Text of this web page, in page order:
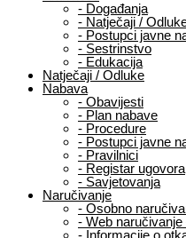
- Događanja
- Natječaji /
- Postupci javne
- Sestrinstvo
- Edukacija
Natječaji / Odluke
Nabava
- Obavijesti
- Plan nabave
- Procedure
- Postupci javne
- Pravilnici
- Registar ugovora
- Savjetovanja
Naručivanje
- Osobno
- Web naručivanje
- Informacije o